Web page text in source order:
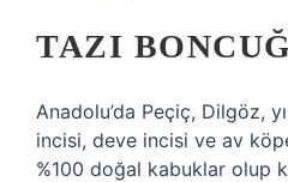
TAZI
Anadolu’da Peçiç, Dilgöz,
incisi, deve incisi ve av
%100 doğal kabuklar olup